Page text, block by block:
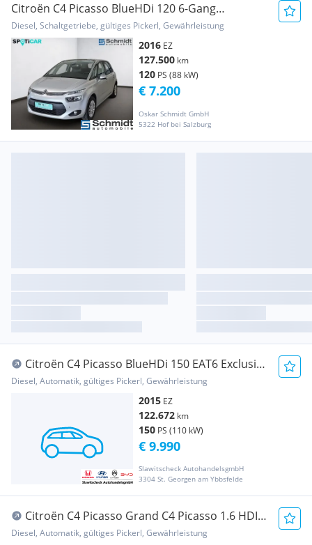
Citroën C4 Picasso BlueHDi 120 6-Gang
Seduction
Diesel, Schaltgetriebe, gültiges Pickerl, Gewährleistung
2016 EZ
127.500 km
120 PS (88 kW)
Oskar Schmidt GmbH
5322 Hof bei Salzburg
€ 7.200
Citroën C4 Picasso BlueHDi 150 EAT6 Exclusive
Aut.
Diesel, Automatik, gültiges Pickerl, Gewährleistung
2015 EZ
122.672 km
150 PS (110 kW)
Slawitscheck AutohandelsgmbH
3304 St. Georgen am Ybbsfelde
€ 9.990
Citroën C4 Picasso Grand C4 Picasso 1.6 HDI
Aut. - 7 SITZE - VOLLA...
Diesel, Automatik, gültiges Pickerl, Gewährleistung